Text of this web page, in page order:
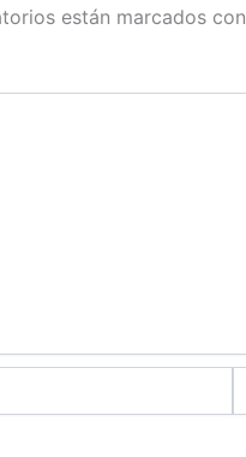
están marcados con